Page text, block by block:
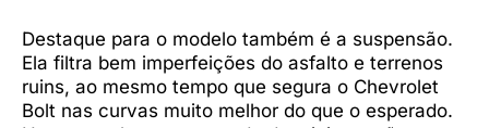
Destaque para o modelo também é a suspensão.
Ela filtra bem imperfeições do asfalto e terrenos
ruins, ao mesmo tempo que segura o Chevrolet
Bolt nas curvas muito melhor do que o esperado.